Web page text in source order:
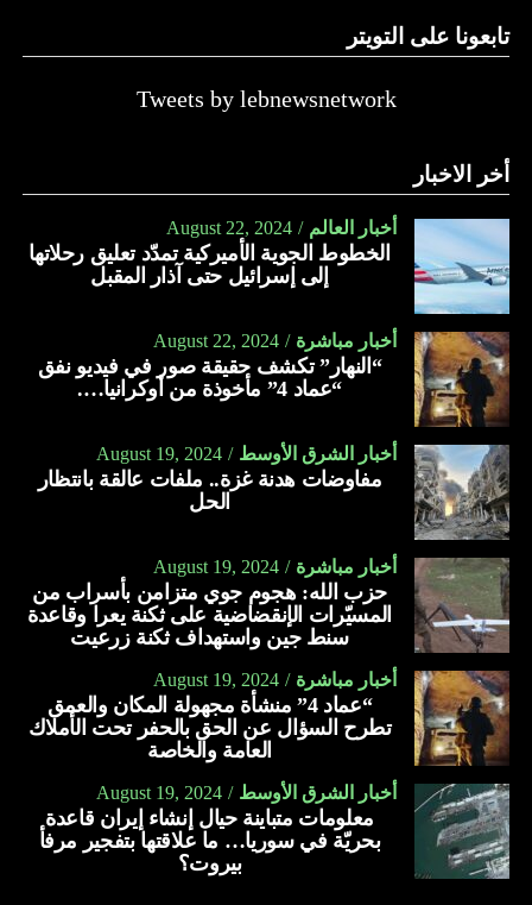
تابعونا على التويتر
Tweets by lebnewsnetwork
أخر الاخبار
أخبار العالم August 22, 2024
الخطوط الجوية الأميركية تمدّد تعليق رحلاتها
إلى إسرائيل حتى آذار المقبل
أخبار مباشرة August 22, 2024
“النهار” تكشف حقيقة صور في فيديو نفق
“عماد 4” مأخوذة من أوكرانيا….
أخبار الشرق الأوسط August 19, 2024
مفاوضات هدنة غزة.. ملفات عالقة بانتظار
الحل
أخبار مباشرة August 19, 2024
حزب الله: هجوم جوي متزامن بأسراب من
المسيّرات الإنقضاضية على ثكنة يعرا وقاعدة
سنط جين واستهداف ثكنة زرعيت
أخبار مباشرة August 19, 2024
“عماد 4” منشأة مجهولة المكان والعمق
تطرح السؤال عن الحق بالحفر تحت الأملاك
العامة والخاصة
أخبار الشرق الأوسط August 19, 2024
معلومات متباينة حيال إنشاء إيران قاعدة
بحريّة في سوريا… ما علاقتها بتفجير مرفأ
بيروت؟